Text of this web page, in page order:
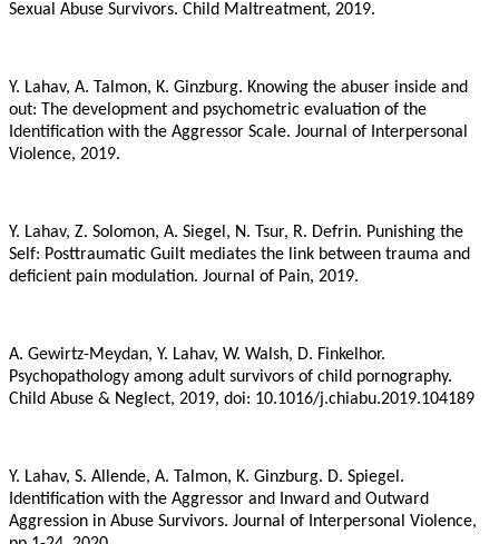
Sexual Abuse Survivors. Child Maltreatment, 2019.
Y. Lahav, A. Talmon, K. Ginzburg. Knowing the abuser inside and
out: The development and psychometric evaluation of the
Identification with the Aggressor Scale. Journal of Interpersonal
Violence, 2019.
Y. Lahav, Z. Solomon, A. Siegel, N. Tsur, R. Defrin. Punishing the
Self: Posttraumatic Guilt mediates the link between trauma and
deficient pain modulation. Journal of Pain, 2019.
A. Gewirtz-Meydan, Y. Lahav, W. Walsh, D. Finkelhor.
Psychopathology among adult survivors of child pornography.
Child Abuse & Neglect, 2019, doi: 10.1016/j.chiabu.2019.104189
Y. Lahav, S. Allende, A. Talmon, K. Ginzburg. D. Spiegel.
Identification with the Aggressor and Inward and Outward
Aggression in Abuse Survivors. Journal of Interpersonal Violence,